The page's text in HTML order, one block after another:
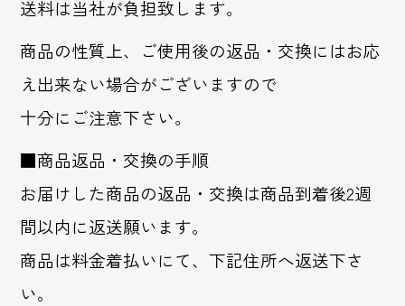
送料は当社が負担致します。
商品の性質上、ご使用後の返品・交換にはお応
え出来ない場合がございますので
十分にご注意下さい。
■商品返品・交換の手順
お届けした商品の返品・交換は商品到着後2週
間以内に返送願います。
商品は料金着払いにて、下記住所へ返送下さ
い。